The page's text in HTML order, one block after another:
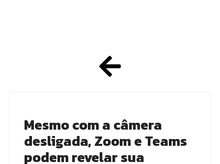
Mesmo com a câmera
desligada, Zoom e Teams
podem revelar sua